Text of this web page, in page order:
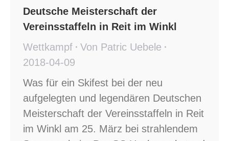
Deutsche Meisterschaft der
Vereinsstaffeln in Reit im Winkl
Wettkampf
Von Patric Uebele
2018-04-09
Was für ein Skifest bei der neu
aufgelegten und legendären Deutschen
Meisterschaft der Vereinsstaffeln in Reit
im Winkl am 25. März bei strahlendem